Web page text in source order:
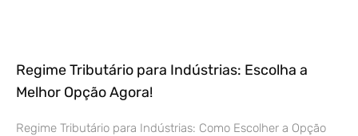
Regime Tributário para Indústrias: Escolha a
Melhor Opção Agora!
Regime Tributário para Indústrias: Como Escolher a Opção